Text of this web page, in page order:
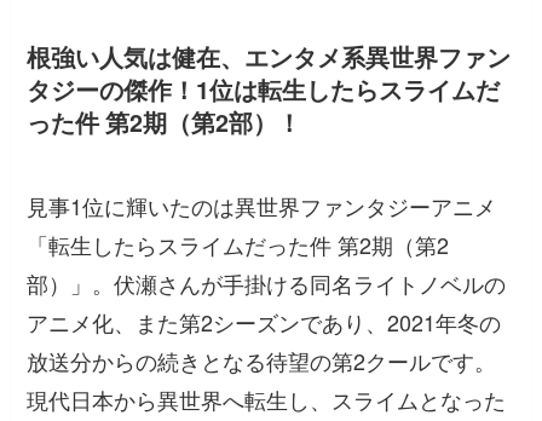
根強い人気は健在、エンタメ系異世界ファン
タジーの傑作！1位は転生したらスライムだ
った件 第2期（第2部）！
見事1位に輝いたのは異世界ファンタジーアニメ
「転生したらスライムだった件 第2期（第2
部）」。伏瀬さんが手掛ける同名ライトノベルの
アニメ化、また第2シーズンであり、2021年冬の
放送分からの続きとなる待望の第2クールです。
現代日本から異世界へ転生し、スライムとなった